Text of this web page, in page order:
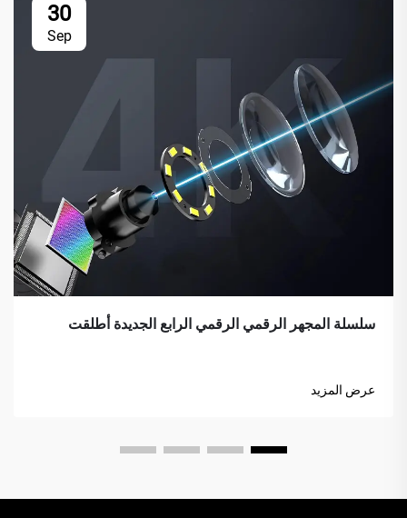
30
Sep
سلسلة المجهر الرقمي الرقمي الرابع الجديدة أطلقت
عرض المزيد